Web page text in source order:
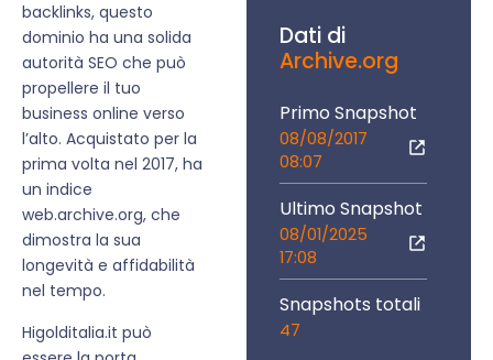
backlinks, questo
dominio ha una solida
autorità SEO che può
propellere il tuo
business online verso
l’alto. Acquistato per la
prima volta nel 2017, ha
un indice
web.archive.org, che
dimostra la sua
longevità e affidabilità
nel tempo.
Higolditalia.it può
Dati di
Archive.org
Primo Snapshot
08/08/2017
08:07
Ultimo Snapshot
08/01/2025
17:08
Snapshots totali
47